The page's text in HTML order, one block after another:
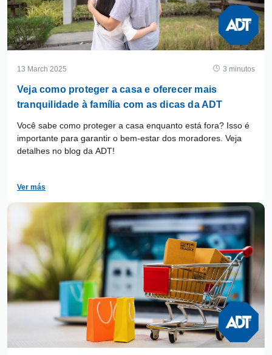
13 March 2025 3 minutos
Veja como proteger a casa e oferecer mais
tranquilidade à família com as dicas da ADT
Você sabe como proteger a casa enquanto está fora? Isso é
importante para garantir o bem-estar dos moradores. Veja
detalhes no blog da ADT!
Ver más